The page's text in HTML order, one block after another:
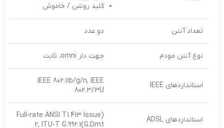
کلید روشن / خاموش
تعداد آنتن دو عدد
نوع آنتن مودم جهت دار omni، ثابت
استانداردهای IEEE
IEEE 802.11b/g/n, IEEE
802.3/3U
استانداردهای ADSL
(Full-rate ANSI T1.413 Issue
2, ITU-T G.992.1(G.Dmt